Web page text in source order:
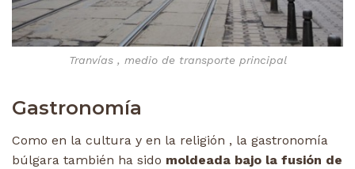
Tranvías , medio de transporte principal
Gastronomía
Como en la cultura y en la religión , la gastronomía
búlgara también ha sido moldeada bajo la fusión de